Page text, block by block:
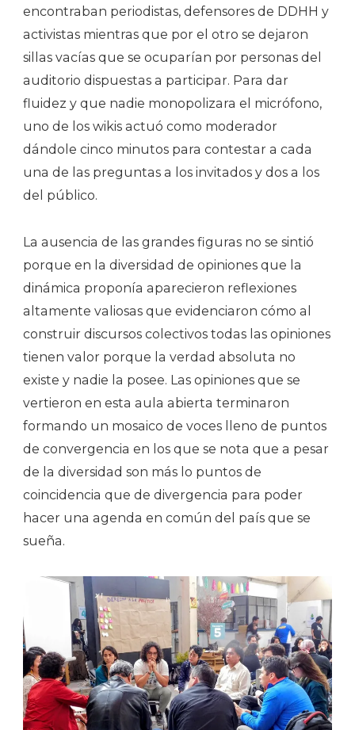
encontraban periodistas, defensores de DDHH y
activistas mientras que por el otro se dejaron
sillas vacías que se ocuparían por personas del
auditorio dispuestas a participar. Para dar
fluidez y que nadie monopolizara el micrófono,
uno de los wikis actuó como moderador
dándole cinco minutos para contestar a cada
una de las preguntas a los invitados y dos a los
del público.
La ausencia de las grandes figuras no se sintió
porque en la diversidad de opiniones que la
dinámica proponía aparecieron reflexiones
altamente valiosas que evidenciaron cómo al
construir discursos colectivos todas las opiniones
tienen valor porque la verdad absoluta no
existe y nadie la posee. Las opiniones que se
vertieron en esta aula abierta terminaron
formando un mosaico de voces lleno de puntos
de convergencia en los que se nota que a pesar
de la diversidad son más lo puntos de
coincidencia que de divergencia para poder
hacer una agenda en común del país que se
sueña.